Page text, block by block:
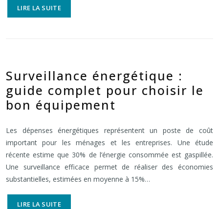
LIRE LA SUITE
Surveillance énergétique :
guide complet pour choisir le
bon équipement
Les dépenses énergétiques représentent un poste de coût
important pour les ménages et les entreprises. Une étude
récente estime que 30% de l’énergie consommée est gaspillée.
Une surveillance efficace permet de réaliser des économies
substantielles, estimées en moyenne à 15%…
LIRE LA SUITE